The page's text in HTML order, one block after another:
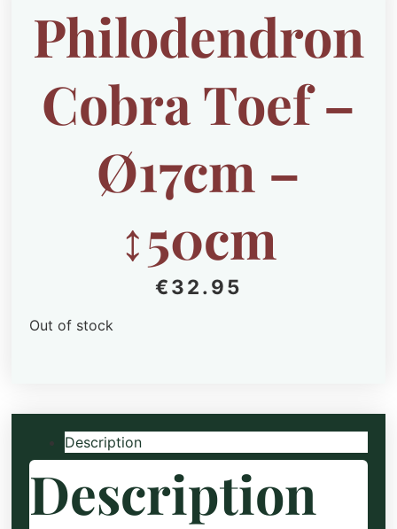
Philodendron
Cobra Toef –
Ø17cm –
↕50cm
€32.95
Out of stock
Description
Description